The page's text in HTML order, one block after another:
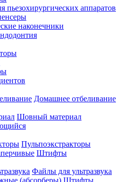
пьезохирургических аппаратов
наконечники
Домашнее отбеливание
Шовный материал
Пульпоэкстракторы
Штифты
Файлы для ультразвука
Штифты